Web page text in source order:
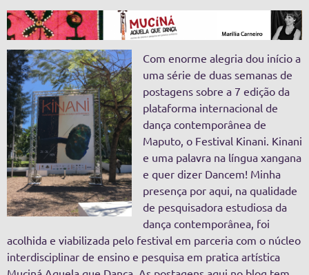
Com enorme alegria dou início a
uma série de duas semanas de
postagens sobre a 7 edição da
plataforma internacional de
dança contemporânea de
Maputo, o Festival Kinani. Kinani
e uma palavra na língua xangana
e quer dizer Dancem! Minha
presença por aqui, na qualidade
de pesquisadora estudiosa da
dança contemporânea, foi
acolhida e viabilizada pelo festival em parceria com o núcleo
interdisciplinar de ensino e pesquisa em pratica artística